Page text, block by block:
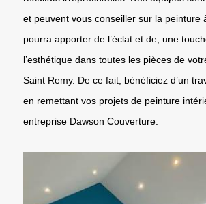
et peuvent vous conseiller sur la peinture
pourra apporter de l’éclat et de, une
l’esthétique dans toutes les pièces de
Saint Remy. De ce fait, bénéficiez d’un
en remettant vos projets de peinture
entreprise Dawson Couverture.